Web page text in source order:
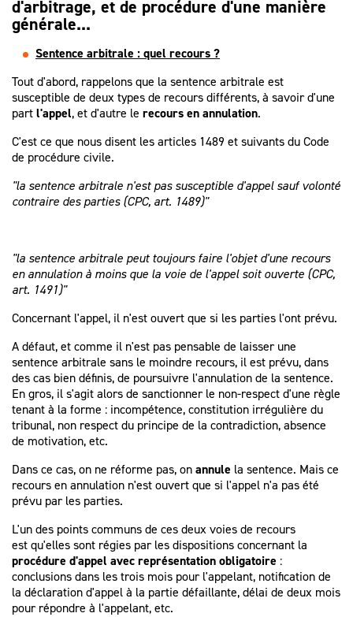
d'arbitrage, et de procédure d'une manière
générale...
Sentence arbitrale : quel recours ?
Tout d'abord, rappelons que la sentence arbitrale est
susceptible de deux types de recours différents, à savoir d'une
partl'appel, et d'autre le recours en annulation.
C'est ce que nous disent les articles 1489 et suivants du Code
de procédure civile.
"la sentence arbitrale n'est pas susceptible d'appel sauf volonté
contraire des parties (CPC, art. 1489)"
"la sentence arbitrale peut toujours faire l'objet d'une recours
en annulation à moins que la voie de l'appel soit ouverte (CPC,
art. 1491)"
Concernant l'appel, il n'est ouvert que si les parties l'ont prévu.
A défaut, et comme il n'est pas pensable de laisser une
sentence arbitrale sans le moindre recours, il est prévu, dans
des cas bien définis, de poursuivre l'annulation de la sentence.
En gros, il s'agit alors de sanctionner le non-respect d'une règle
tenant à la forme : incompétence, constitution irrégulière du
tribunal, non respect du principe de la contradiction, absence
de motivation, etc.
Dans ce cas, on ne réforme pas, onannule la sentence. Mais ce
recours en annulation n'est ouvert que si l'appel n'a pas été
prévu par les parties.
L'un des points communs de ces deux voies de recours
est qu'elles sont régies par les dispositions concernant la
procédure d'appel avec représentation obligatoire :
conclusions dans les trois mois pour l'appelant, notification de
la déclaration d'appel à la partie défaillante, délai de deux mois
pour répondre à l'appelant, etc.